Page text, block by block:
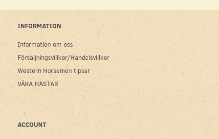
INFORMATION
Information om oss
Försäljningsvillkor/Handelsvillkor
Western Horsemen tipsar
VÅRA HÄSTAR
ACCOUNT